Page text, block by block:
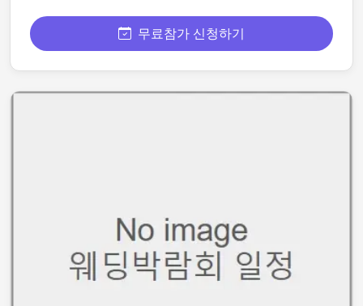
무료참가 신청하기